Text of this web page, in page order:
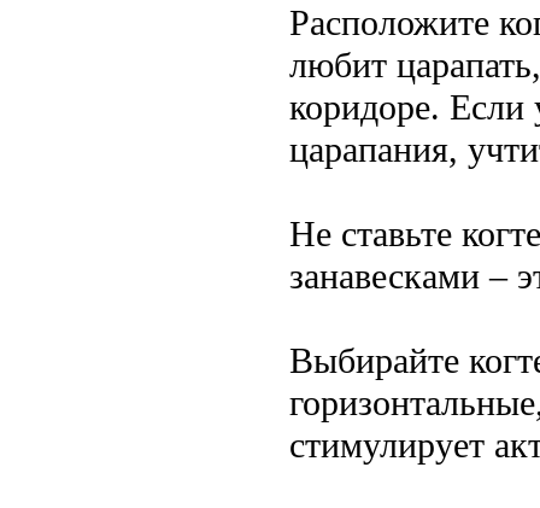
Расположите
любит
коридоре. Если
царапания,
Не ставьте
занавесками –
Выбирайте
стимулирует